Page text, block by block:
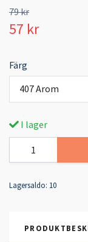
79 kr
57 kr
Färg
407 Arom
I lager
Lagersaldo: 10